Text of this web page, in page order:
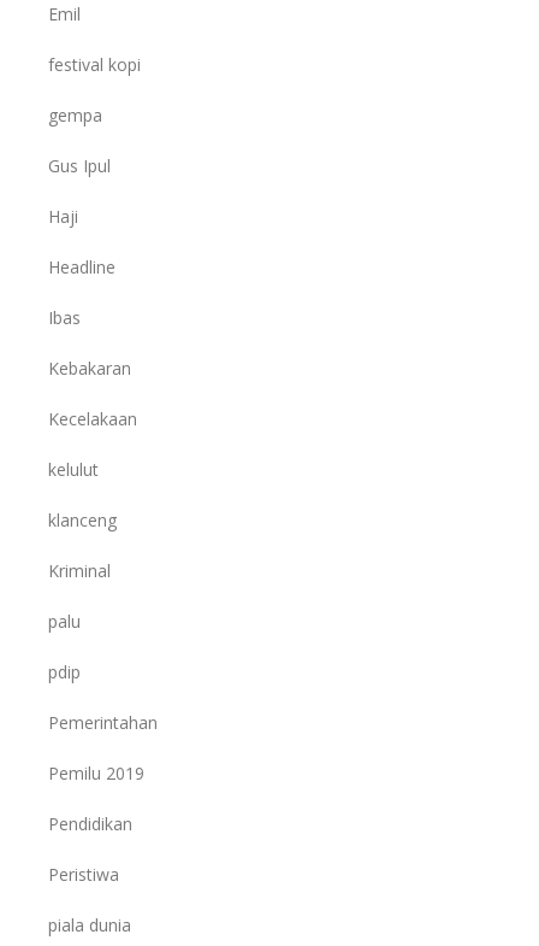
Emil
festival kopi
gempa
Gus Ipul
Haji
Headline
Ibas
Kebakaran
Kecelakaan
kelulut
klanceng
Kriminal
palu
pdip
Pemerintahan
Pemilu 2019
Pendidikan
Peristiwa
piala dunia